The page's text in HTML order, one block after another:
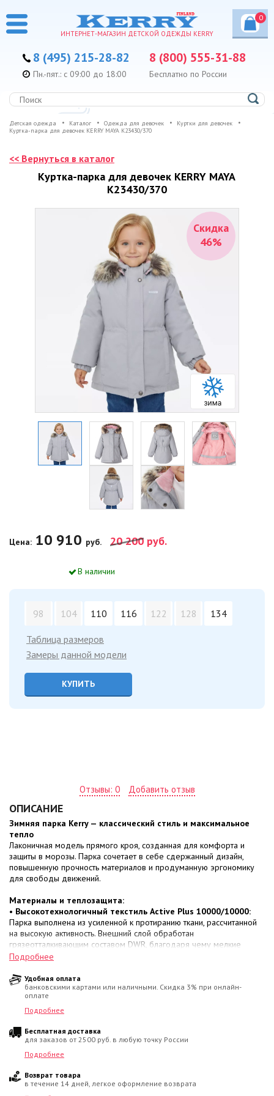
ИНТЕРНЕТ-МАГАЗИН ДЕТСКОЙ ОДЕЖДЫ KERRY
0
8 (495) 215-28-82 8 (800) 555-31-88
Бесплатно по России
Пн.-пят.: с 09:00 до 18:00
Детская одежда Каталог Одежда для девочек
Куртки для девочек
Куртка-парка для девочек KERRY MAYA K23430/370
<< Вернуться в каталог
Куртка-парка для девочек KERRY MAYA
K23430/370
Скидка
46%
Цена: 10 910 руб. 20 200 руб.
В наличии
98 104 110 116 122 128 134
Таблица размеров
Замеры данной модели
КУПИТЬ
Отзывы: 0 Добавить отзыв
ОПИСАНИЕ
Зимняя парка Kerry — классический стиль и максимальное
тепло
Лаконичная модель прямого кроя, созданная для комфорта и
защиты в морозы. Парка сочетает в себе сдержанный дизайн,
повышенную прочность материалов и продуманную эргономику
для свободы движений.
Материалы и теплозащита:
• Высокотехнологичный текстиль Active Plus 10000/10000:
Парка выполнена из усиленной к протиранию ткани, рассчитанной
на высокую активность. Внешний слой обработан
грязеотталкивающим составом DWR, благодаря чему мелкие
загрязнения легко удаляются обычной влажной губкой. Внутренний
одновременно поддерживая правильный воздухообмен для
сохранения сухости.
Термослой KERRYFILL (330 г/м²):
нового поколения со спиралевидными волокнами. Он создает
температуру тела в морозы, не утяжеляет изделие и моментально
восстанавливает форму.
Температурный диапазон:
Конструктивные особенности и детали:
Подробнее
Удобная оплата
банковскими картами или наличными. Скидка 3% при онлайн-
оплате
Подробнее
Бесплатная доставка
для заказов от 2500 руб. в любую точку России
Подробнее
Возврат товара
в течение 14 дней, легкое оформление возврата